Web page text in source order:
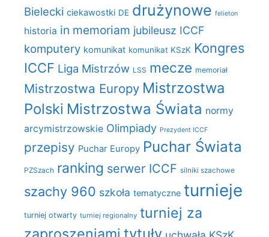
Bielecki ciekawostki DE drużynowe felieton
historia in memoriam jubileusz ICCF
komputery komunikat komunikat KSzK Kongres
ICCF Liga Mistrzów LSS mecze memoriał
Mistrzostwa Europy Mistrzostwa
Polski Mistrzostwa Świata normy
arcymistrzowskie Olimpiady Prezydent ICCF
przepisy Puchar Europy Puchar Świata
PZSzach ranking serwer ICCF silniki szachowe
szachy 960 szkoła tematyczne turnieje
turniej otwarty turniej regionalny turniej za